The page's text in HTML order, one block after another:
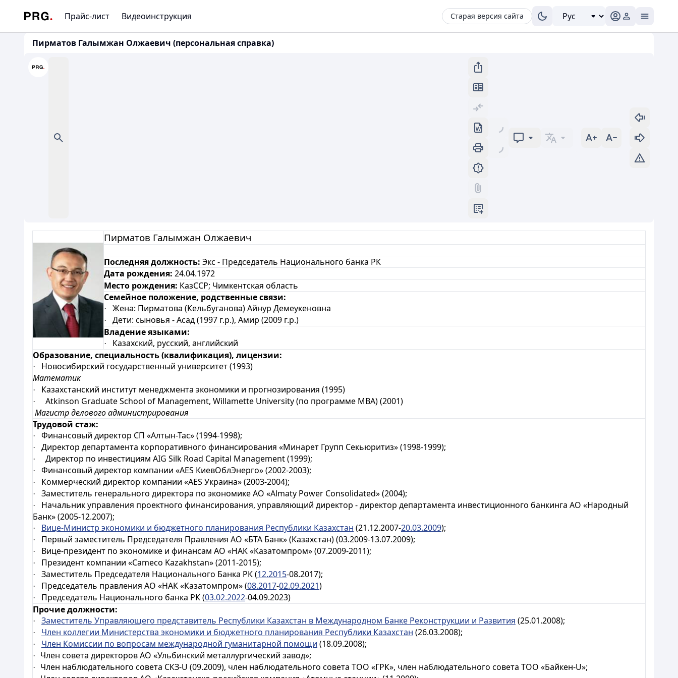
Прайс-лист Видеоинструкция Старая версия сайта
Пирматов Галымжан Олжаевич (персональная справка)
Пирматов Галымжан Олжаевич
Последняя должность: Экс - Председатель Национального банка РК
Дата рождения: 24.04.1972
Место рождения: КазССР; Чимкентская область
Семейное положение, родственные связи:
· Жена: Пирматова (Кельбуганова) Айнур Демеукеновна
·
Дети: сыновья - Асад (1997 г.р.), Амир (2009 г.р.)
Владение языками:
·
Казахский, русский, английский
Образование, специальность (квалификация), лицензии:
·
Новосибирский государственный университет (1993)
Математик
· Казахстанский институт менеджмента экономики и прогнозирования (1995)
· Atkinson Graduate School of Management, Willamette University (по программе MBA) (2001)
Магистр делового администрирования
Трудовой стаж:
· Финансовый директор СП «Алтын-Тас» (1994-1998);
· Директор департамента корпоративного финансирования «Минарет Групп Секьюритиз» (1998-1999);
· Директор по инвестициям AIG Silk Road Capital Management (1999);
· Финансовый директор компании «AES КиевОблЭнерго» (2002-2003);
· Коммерческий директор компании «AES Украина» (2003-2004);
· Заместитель генерального директора по экономике АО «Almaty Power Consolidated» (2004);
·
Начальник управления проектного финансирования, управляющий директор - директор департамента инвестиционного банкинга АО «Народный
Банк» (2005-12.2007);
· Вице-Министр экономики и бюджетного планирования Республики Казахстан (21.12.2007-20.03.2009);
· Первый заместитель Председателя Правления АО «БТА Банк» (Казахстан) (03.2009-13.07.2009);
· Вице-президент по экономике и финансам АО «НАК «Казатомпром» (07.2009-2011);
· Президент компании «Cameco Kazakhstan» (2011-2015);
· Заместитель Председателя Национального Банка РК (12.2015-08.2017);
· Председатель правления АО «НАК «Казатомпром» (08.2017-02.09.2021)
· Председатель Национального банка РК (03.02.2022-04.09.2023)
Прочие должности:
· Заместитель Управляющего представитель Республики Казахстан в Международном Банке Реконструкции и Развития (25.01.2008);
· Член коллегии Министерства экономики и бюджетного планирования Республики Казахстан (26.03.2008);
· Член Комиссии по вопросам международной гуманитарной помощи (18.09.2008);
· Член совета директоров АО «Ульбинский металлургический завод»;
· Член наблюдательного совета СКЗ-U (09.2009), член наблюдательного совета ТОО «ГРК», член наблюдательного совета ТОО «Байкен-U»;